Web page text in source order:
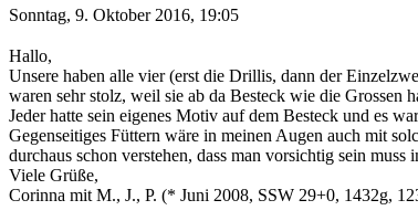
Sonntag, 9. Oktober 2016, 19:05
Hallo,
Unsere haben alle vier (erst die Drillis, dann der
waren sehr stolz, weil sie ab da Besteck wie die Grossen
Jeder hatte sein eigenes Motiv auf dem Besteck und es
Gegenseitiges Füttern wäre in meinen Augen auch mit
durchaus schon verstehen, dass man vorsichtig sein
Viele Grüße,
Corinna mit M., J., P. (* Juni 2008, SSW 29+0, 1432g,